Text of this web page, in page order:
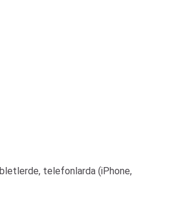
telefonlarda (iPhone,